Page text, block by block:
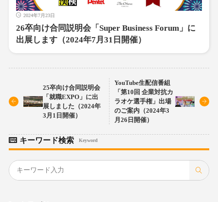
2024年7月23日
26卒向け合同説明会「Super Business Forum」に
出展します（2024年7月31日開催）
25卒向け合同説明会
「就職EXPO」に出
展しました（2024年
3月1日開催）
YouTube生配信番組
「第10回 企業対抗カ
ラオケ選手権」出場
のご案内（2024年3
月26日開催）
キーワード検索 Keyword